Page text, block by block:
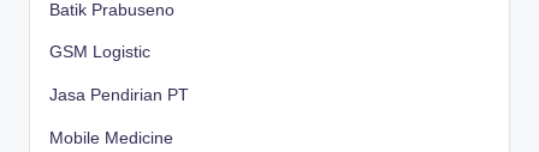
Batik Prabuseno
GSM Logistic
Jasa Pendirian PT
Mobile Medicine